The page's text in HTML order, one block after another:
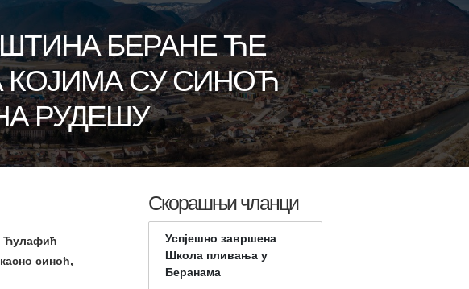
БЕРАНЕ ЋЕ
СУ СИНОЋ
РУДЕШУ
Ћулафић
синоћ,
Скорашњи чланци
Успјешно завршена
Школа пливања у
Беранама